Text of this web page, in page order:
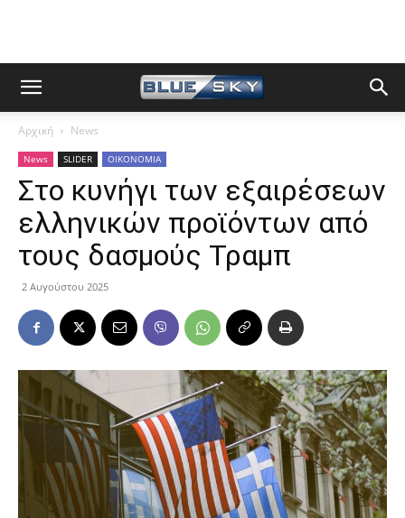
Αρχική News
News SLIDER ΟΙΚΟΝΟΜΙΑ
Στο κυνήγι των εξαιρέσεων
ελληνικών προϊόντων από
τους δασμούς Τραμπ
2 Αυγούστου 2025